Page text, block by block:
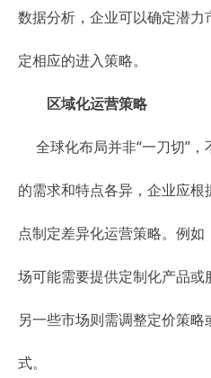
数据分析，企业可以确定潜力
定相应的进入策略。
区域化运营策略
全球化布局并非“一刀切”，
的需求和特点各异，企业应根
点制定差异化运营策略。例如
场可能需要提供定制化产品或
另一些市场则需调整定价策略
式。